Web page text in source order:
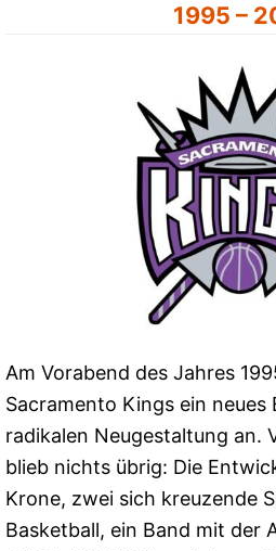
1995 –
Am Vorabend des Jahres
Sacramento Kings ein neues
radikalen Neugestaltung an.
blieb nichts übrig: Die
Krone, zwei sich kreuzende
Basketball, ein Band mit der